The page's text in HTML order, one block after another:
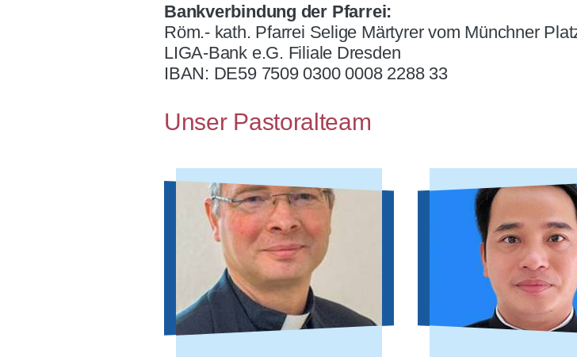
Bankverbindung der Pfarrei:
Röm.- kath. Pfarrei Selige Märtyrer vom Münchner
LIGA-Bank e.G. Filiale Dresden
IBAN: DE59 7509 0300 0008 2288 33
Unser